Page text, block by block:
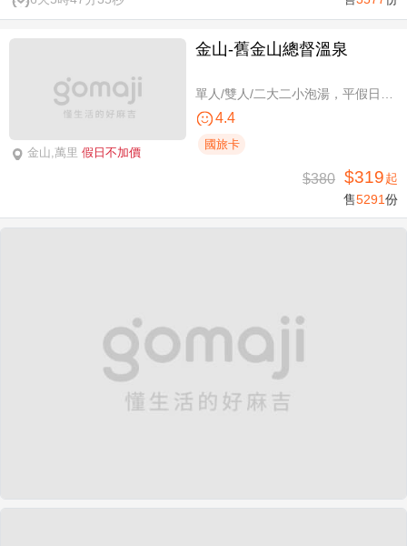
金山,萬里 假日不加價
金山-舊金山總督溫泉
4.4
國旅卡
$380 $319起
售5291份